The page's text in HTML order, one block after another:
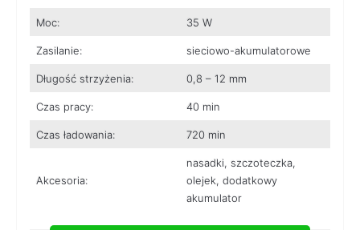
Moc: 35 W
Zasilanie: sieciowo-akumulatorowe
Długość strzyżenia: 0,8 – 12 mm
Czas pracy: 40 min
Czas ładowania: 720 min
Akcesoria:
nasadki, szczoteczka,
olejek, dodatkowy
akumulator